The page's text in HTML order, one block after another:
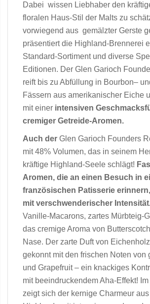
Dabei wissen Liebhaber den
floralen Haus-Stil der Malts zu
vorwiegend aus gemälzter Gerste
präsentiert die Highland-Brennerei
Standard-Sortiment und diverse
Editionen. Der Glen Garioch
reift bis zu Abfüllung in Bourbon–
Fässern aus amerikanischer Eiche
mit einer intensiven
cremiger Getreide-Aromen.
Auch der Glen Garioch Founders
mit 48% Volumen, das in seinem
kräftige Highland-Seele schlägt!
Aromen, die an einen Besuch in
französischen Patisserie
mit verschwenderischer
Vanille-Macarons, zartes Mürbteig-
das cremige Aroma von
Nase. Der zarte Duft von
gekonnt mit den frischen Noten von
und Grapefruit – ein knackiges
mit beeindruckendem Aha-Effekt!
zeigt sich der kernige Charmeur